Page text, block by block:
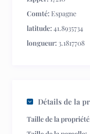
Comté: Espagne
latitude: 41.8935734
longueur: 3.1817708
Détails de la
Taille de la